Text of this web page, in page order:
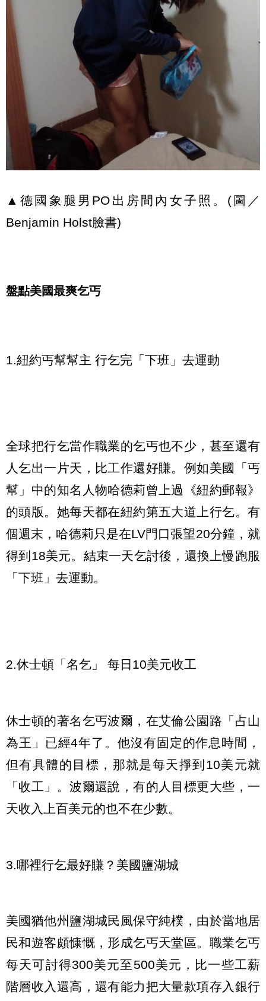
▲德國象腿男PO出房間內女子照。(圖／
Benjamin Holst臉書)
盤點美國最爽乞丐
1.紐約丐幫幫主 行乞完「下班」去運動
全球把行乞當作職業的乞丐也不少，甚至還有
人乞出一片天，比工作還好賺。例如美國「丐
幫」中的知名人物哈德莉曾上過《紐約郵報》
的頭版。她每天都在紐約第五大道上行乞。有
個週末，哈德莉只是在LV門口張望20分鐘，就
得到18美元。結束一天乞討後，還換上慢跑服
「下班」去運動。
2.休士頓「名乞」 每日10美元收工
休士頓的著名乞丐波爾，在艾倫公園路「占山
為王」已經4年了。他沒有固定的作息時間，
但有具體的目標，那就是每天掙到10美元就
「收工」。波爾還說，有的人目標更大些，一
天收入上百美元的也不在少數。
3.哪裡行乞最好賺？美國鹽湖城
美國猶他州鹽湖城民風保守純樸，由於當地居
民和遊客頗慷慨，形成乞丐天堂區。職業乞丐
每天可討得300美元至500美元，比一些工薪
階層收入還高，還有能力把大量款項存入銀行